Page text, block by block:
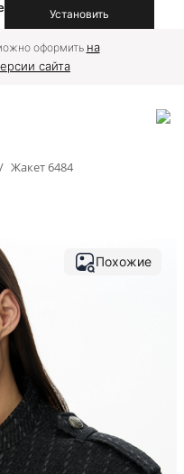
Установить
оформить на
сайта
/ Жакет 6484
Похожие